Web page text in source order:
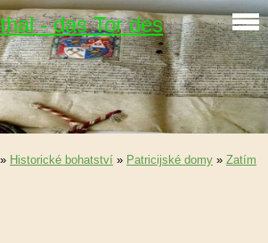
- das Tor des
» Historické bohatství » Patricijské domy » Zatím